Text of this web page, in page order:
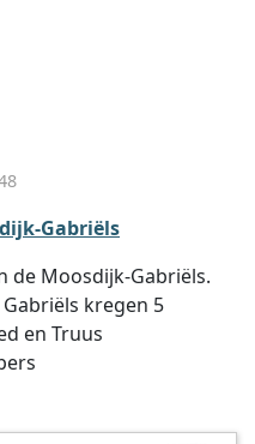
Gabriëls
de Moosdijk-Gabriëls.
kregen 5
en Truus